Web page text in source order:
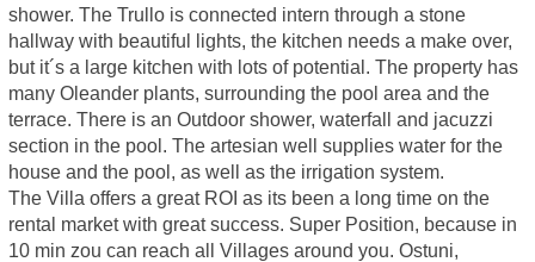
shower. The Trullo is connected intern through a stone
hallway with beautiful lights, the kitchen needs a make over,
but it´s a large kitchen with lots of potential. The property has
many Oleander plants, surrounding the pool area and the
terrace. There is an Outdoor shower, waterfall and jacuzzi
section in the pool. The artesian well supplies water for the
house and the pool, as well as the irrigation system.
The Villa offers a great ROI as its been a long time on the
rental market with great success. Super Position, because in
10 min zou can reach all Villages around you. Ostuni,